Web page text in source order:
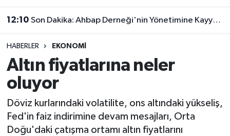
12:10 Son Dakika: Ahbap Derneği'nin Yönetimine Kayyum Atandı
HABERLER EKONOMİ
Altın fiyatlarına neler
oluyor
Döviz kurlarındaki volatilite, ons altındaki yükseliş,
Fed'in faiz indirimine devam mesajları, Orta
Doğu'daki çatışma ortamı altın fiyatlarını
DERGİ
DÜNYA
EĞİTİM
EKONOMİ
GÖKTÜRK
Süper Lig Puan Durumu ve Fikstür
Tüm Manşetler
Son Dakika Haberleri
Haber Arşivi